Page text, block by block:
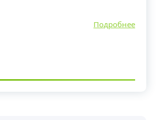
Подробнее